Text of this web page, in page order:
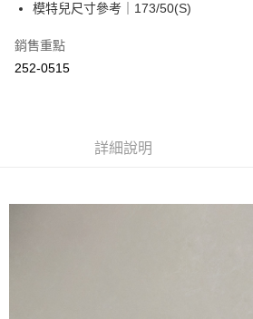
全家取貨付款
模特兒尺寸參考｜173/50(S)
銷售重點
252-0515
詳細說明